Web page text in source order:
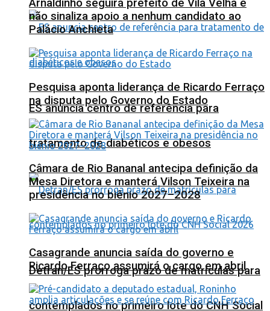
ES anuncia centro de referência para
tratamento de diabéticos e obesos
Detran/ES prorroga prazo de matrículas para
contemplados no primeiro lote do CNH Social
Arnaldinho seguirá prefeito de Vila Velha e
não sinaliza apoio a nenhum candidato ao
Palácio Anchieta
Pesquisa aponta liderança de Ricardo Ferraço
na disputa pelo Governo do Estado
Câmara de Rio Bananal antecipa definição da
Mesa Diretora e manterá Vilson Teixeira na
presidência no biênio 2027–2028
Casagrande anuncia saída do governo e
Ricardo Ferraço assumirá o cargo em abril